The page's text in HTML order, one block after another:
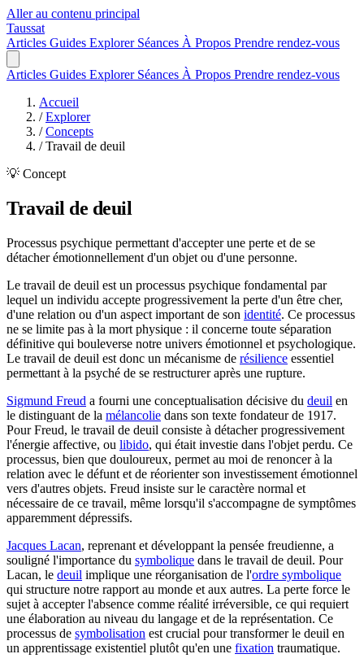
Aller au contenu principal
Taussat
Articles Guides Explorer Séances À Propos Prendre rendez-vous
Articles Guides Explorer Séances À Propos Prendre rendez-vous
Accueil
/ Explorer
/ Concepts
/ Travail de deuil
💡 Concept
Travail de deuil
Processus psychique permettant d'accepter une perte et de se
détacher émotionnellement d'un objet ou d'une personne.
Le travail de deuil est un processus psychique fondamental par
lequel un individu accepte progressivement la perte d'un être cher,
d'une relation ou d'un aspect important de son identité. Ce processus
ne se limite pas à la mort physique : il concerne toute séparation
définitive qui bouleverse notre univers émotionnel et psychologique.
Le travail de deuil est donc un mécanisme de résilience essentiel
permettant à la psyché de se restructurer après une rupture.
Sigmund Freud a fourni une conceptualisation décisive du deuil en
le distinguant de la mélancolie dans son texte fondateur de 1917.
Pour Freud, le travail de deuil consiste à détacher progressivement
l'énergie affective, ou libido, qui était investie dans l'objet perdu. Ce
processus, bien que douloureux, permet au moi de renoncer à la
relation avec le défunt et de réorienter son investissement émotionnel
vers d'autres objets. Freud insiste sur le caractère normal et
nécessaire de ce travail, même lorsqu'il s'accompagne de symptômes
apparemment dépressifs.
Jacques Lacan, reprenant et développant la pensée freudienne, a
souligné l'importance du symbolique dans le travail de deuil. Pour
Lacan, le deuil implique une réorganisation de l'ordre symbolique
qui structure notre rapport au monde et aux autres. La perte force le
sujet à accepter l'absence comme réalité irréversible, ce qui requiert
une élaboration au niveau du langage et de la représentation. Ce
processus de symbolisation est crucial pour transformer le deuil en
un apprentissage existentiel plutôt qu'en une fixation traumatique.